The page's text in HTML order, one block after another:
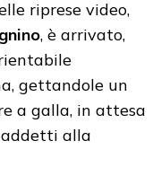
riprese video,
, è arrivato,
gettandole un
a galla, in attesa
addetti alla